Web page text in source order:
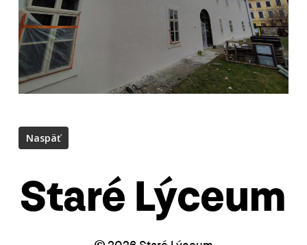
Staré Lýceum